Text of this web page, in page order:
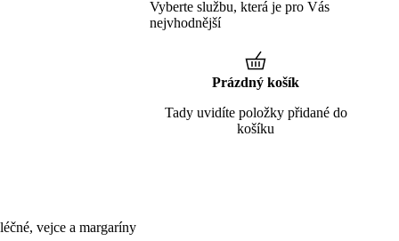
vejce a margaríny
Vyberte službu, která je pro Vás
nejvhodnější
Prázdný košík
Tady uvidíte položky přidané do
košíku